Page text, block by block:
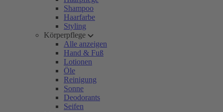
Shampoo
Haarfarbe
Styling
Körperpflege
Alle anzeigen
Hand & Fuß
Lotionen
Öle
Reinigung
Sonne
Deodorants
Seifen